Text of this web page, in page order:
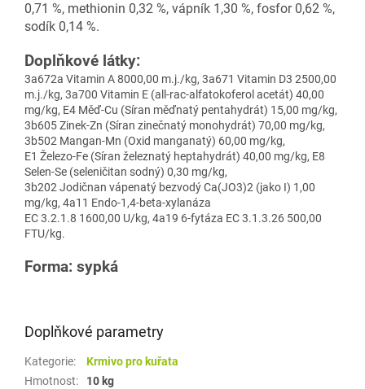
0,71 %, methionin 0,32 %, vápník 1,30 %, fosfor 0,62 %,
sodík 0,14 %.
Doplňkové látky:
3a672a Vitamin A 8000,00 m.j./kg, 3a671 Vitamin D3 2500,00
m.j./kg, 3a700 Vitamin E (all-rac-alfatokoferol acetát) 40,00
mg/kg, E4 Měď-Cu (Síran měďnatý pentahydrát) 15,00 mg/kg,
3b605 Zinek-Zn (Síran zinečnatý monohydrát) 70,00 mg/kg,
3b502 Mangan-Mn (Oxid manganatý) 60,00 mg/kg,
E1 Železo-Fe (Síran železnatý heptahydrát) 40,00 mg/kg, E8
Selen-Se (seleničitan sodný) 0,30 mg/kg,
3b202 Jodičnan vápenatý bezvodý Ca(JO3)2 (jako I) 1,00
mg/kg, 4a11 Endo-1,4-beta-xylanáza
EC 3.2.1.8 1600,00 U/kg, 4a19 6-fytáza EC 3.1.3.26 500,00
FTU/kg.
Forma: sypká
Doplňkové parametry
Kategorie:
Krmivo pro kuřata
Hmotnost: 10 kg